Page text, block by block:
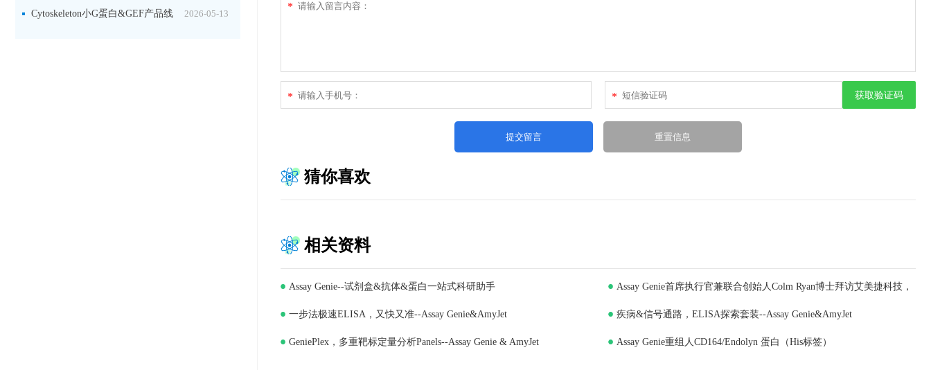
*
* * 获取验证码
猜你喜欢
相关资料
Assay Genie--试剂盒&抗体&蛋白一站式科研助手 Assay Genie首席执行官兼联合创始人Colm Ryan博士拜访艾美捷科技，
深化合作共谋发展
一步法极速ELISA，又快又准--Assay Genie&AmyJet 疾病&信号通路，ELISA探索套装--Assay Genie&AmyJet
GeniePlex，多重靶标定量分析Panels--Assay Genie & AmyJet Assay Genie重组人CD164/Endolyn 蛋白（His标签）
试剂盒+京东卡！ 2026-05-13
Cytoskeleton小G蛋白&GEF产品线